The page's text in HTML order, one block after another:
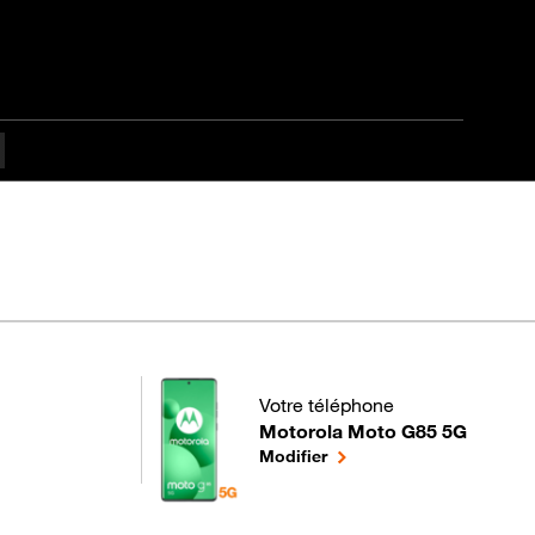
difficulté Débutant
Votre téléphone
Motorola Moto G85 5G
pour votre Motorola Moto G85 5G
Modifierle téléphone sélectionné